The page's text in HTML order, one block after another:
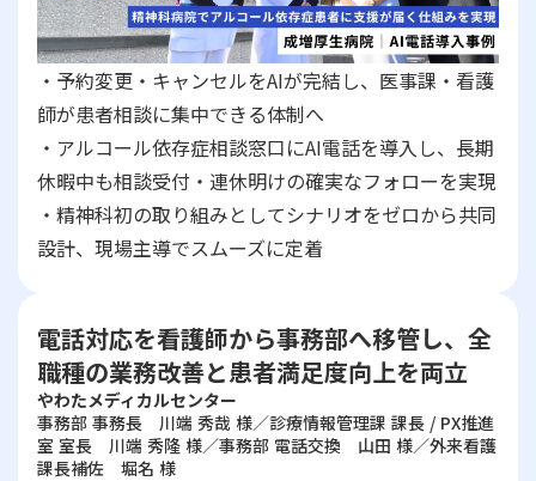
・予約変更・キャンセルをAIが完結し、医事課・看護
師が患者相談に集中できる体制へ
・アルコール依存症相談窓口にAI電話を導入し、長期
休暇中も相談受付・連休明けの確実なフォローを実現
・精神科初の取り組みとしてシナリオをゼロから共同
設計、現場主導でスムーズに定着
電話対応を看護師から事務部へ移管し、全
職種の業務改善と患者満足度向上を両立
やわたメディカルセンター
事務部 事務長 川端 秀哉 様／診療情報管理課 課長 / PX推進
室 室長 川端 秀隆 様／事務部 電話交換 山田 様／外来看護
課長補佐 堀名 様